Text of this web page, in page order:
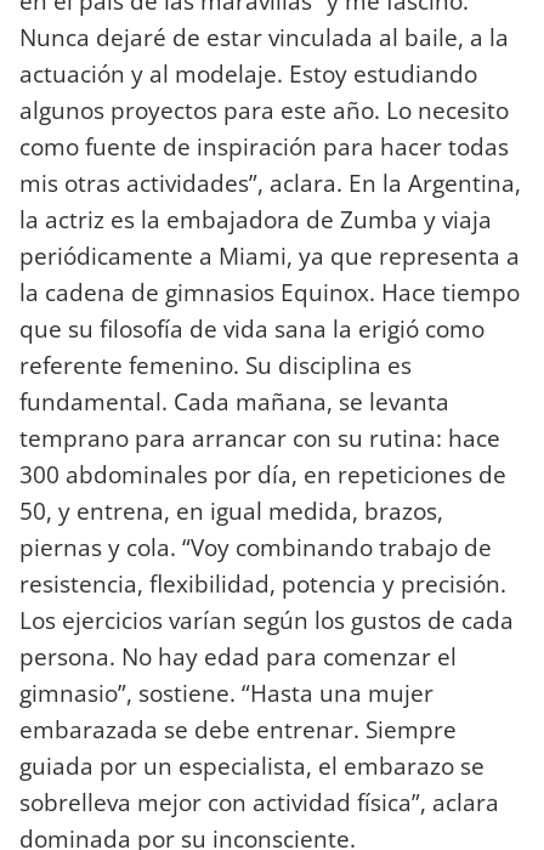
Nunca dejaré de estar vinculada al baile, a la
actuación y al modelaje. Estoy estudiando
algunos proyectos para este año. Lo necesito
como fuente de inspiración para hacer todas
mis otras actividades”, aclara. En la Argentina,
la actriz es la embajadora de Zumba y viaja
periódicamente a Miami, ya que representa a
la cadena de gimnasios Equinox. Hace tiempo
que su filosofía de vida sana la erigió como
referente femenino. Su disciplina es
fundamental. Cada mañana, se levanta
temprano para arrancar con su rutina: hace
300 abdominales por día, en repeticiones de
50, y entrena, en igual medida, brazos,
piernas y cola. “Voy combinando trabajo de
resistencia, flexibilidad, potencia y precisión.
Los ejercicios varían según los gustos de cada
persona. No hay edad para comenzar el
gimnasio”, sostiene. “Hasta una mujer
embarazada se debe entrenar. Siempre
guiada por un especialista, el embarazo se
sobrelleva mejor con actividad física”, aclara
dominada por su inconsciente.